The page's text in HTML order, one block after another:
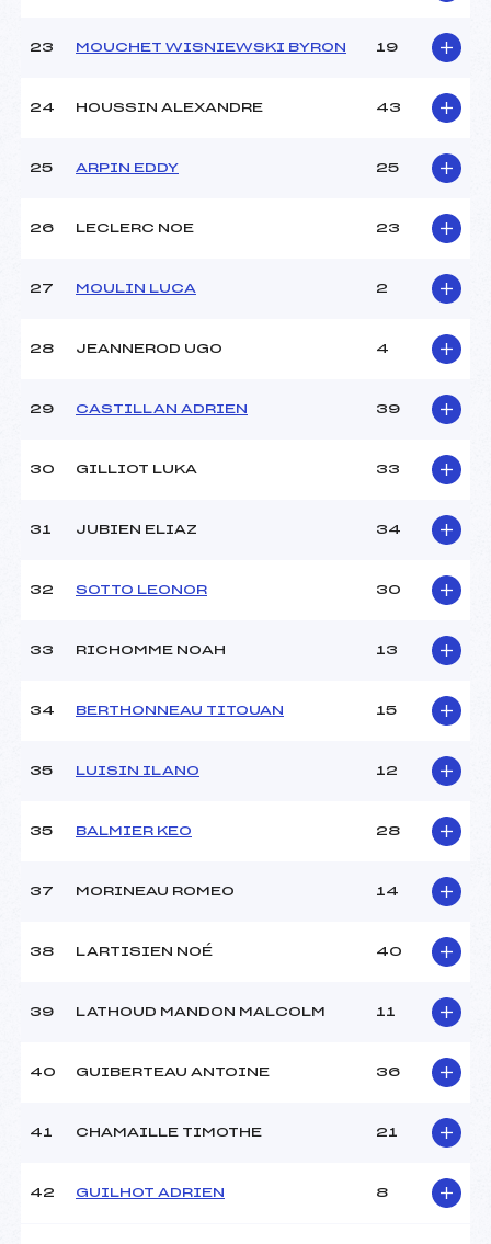
23 MOUCHET WISNIEWSKI BYRON 19
24 HOUSSIN ALEXANDRE 43
25 ARPIN EDDY 25
26 LECLERC NOE 23
27 MOULIN LUCA 2
28 JEANNEROD UGO 4
29 CASTILLAN ADRIEN 39
30 GILLIOT LUKA 33
31 JUBIEN ELIAZ 34
32 SOTTO LEONOR 30
33 RICHOMME NOAH 13
34 BERTHONNEAU TITOUAN 15
35 LUISIN ILANO 12
35 BALMIER KEO 28
37 MORINEAU ROMEO 14
38 LARTISIEN NOÉ 40
39 LATHOUD MANDON MALCOLM 11
40 GUIBERTEAU ANTOINE 36
41 CHAMAILLE TIMOTHE 21
42 GUILHOT ADRIEN 8